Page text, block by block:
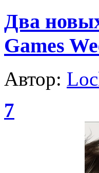
Два
Games
Автор:
7